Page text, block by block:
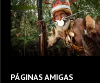
PÁGINAS AMIGAS